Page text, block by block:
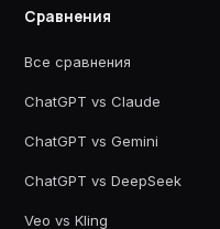
Сравнения
Все сравнения
ChatGPT vs Claude
ChatGPT vs Gemini
ChatGPT vs DeepSeek
Veo vs Kling